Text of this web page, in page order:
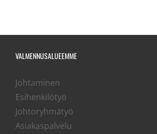
VALMENNUSALUEEMME
Johtaminen
Esihenkilötyö
Johtoryhmätyö
Asiakaspalvelu